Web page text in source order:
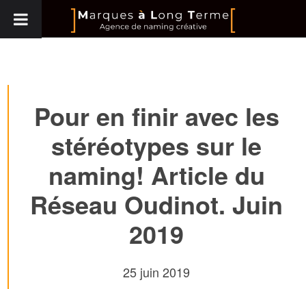
Pour en finir avec les
stéréotypes sur le
naming! Article du
Réseau Oudinot. Juin
2019
25 juin 2019